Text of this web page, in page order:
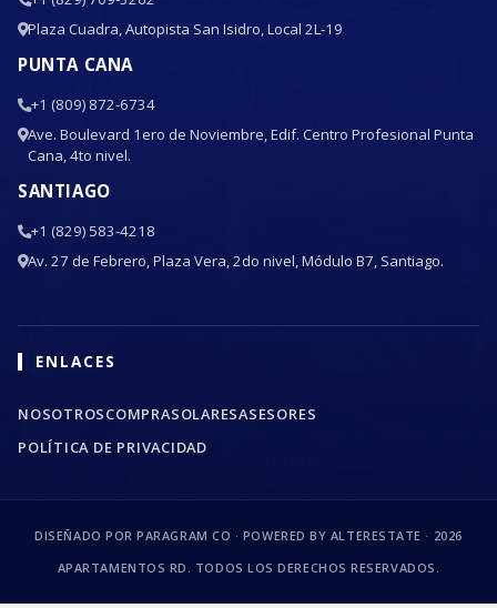
Plaza Cuadra, Autopista San Isidro, Local 2L-19
PUNTA CANA
+1 (809) 872-6734
Ave. Boulevard 1ero de Noviembre, Edif. Centro Profesional Punta
Cana, 4to nivel.
SANTIAGO
+1 (829) 583-4218
Av. 27 de Febrero, Plaza Vera, 2do nivel, Módulo B7, Santiago.
ENLACES
NOSOTROSCOMPRASOLARESASESORES
POLÍTICA DE PRIVACIDAD
DISEÑADO POR PARAGRAM CO · POWERED BY ALTERESTATE · 2026
APARTAMENTOS RD. TODOS LOS DERECHOS RESERVADOS.